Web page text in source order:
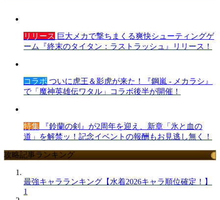
リリース 巨大メカで撃ちまくる爽快シューティングゲ
ーム『終末のタイタン：ラストラッシュ』リリース！
コラボ ついに虎王＆影虎が来た！『鋼嵐 - メカラシ』
で「魔神英雄伝ワタル」コラボ後半が開催！
特集 『鈴蘭の剣』が2周年を迎え、新章「氷と血の
道」を解禁ッ！記念イベントの報酬もお見逃し無く！
攻略記事ランキング
最強キャラランキング【水着2026キャラ順位確定！】
1